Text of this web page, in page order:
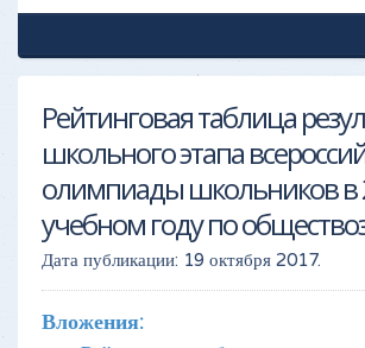
Рейтинговая таблица
школьного этапа
олимпиады школьников в
учебном году по
Дата публикации: 19 октября 2017.
Вложения: